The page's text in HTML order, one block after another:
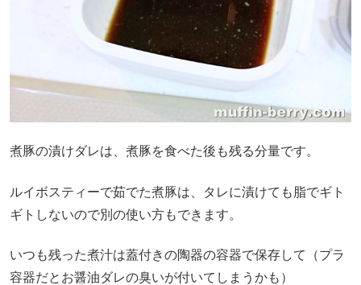
煮豚の漬けダレは、煮豚を食べた後も残る分量です。
ルイボスティーで茹でた煮豚は、タレに漬けても脂でギト
ギトしないので別の使い方もできます。
いつも残った煮汁は蓋付きの陶器の容器で保存して（プラ
容器だとお醤油ダレの臭いが付いてしまうかも）